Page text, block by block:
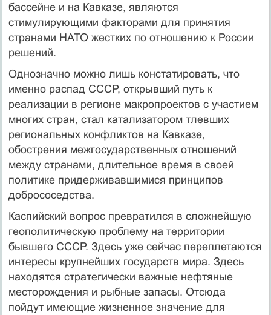
бассейне и на Кавказе, являются
стимулирующими факторами для принятия
странами НАТО жестких по отношению к России
решений.
Однозначно можно лишь констатировать, что
именно распад СССР, открывший путь к
реализации в регионе макропроектов с участием
многих стран, стал катализатором тлевших
региональных конфликтов на Кавказе,
обострения межгосударственных отношений
между странами, длительное время в своей
политике придерживавшимися принципов
добрососедства.
Каспийский вопрос превратился в сложнейшую
геополитическую проблему на территории
бывшего СССР. Здесь уже сейчас переплетаются
интересы крупнейших государств мира. Здесь
находятся стратегически важные нефтяные
месторождения и рыбные запасы. Отсюда
пойдут имеющие жизненное значение для